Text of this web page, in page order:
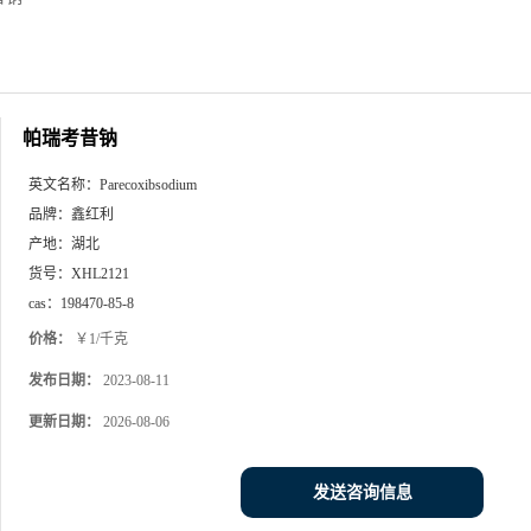
帕瑞考昔钠
英文名称： Parecoxibsodium
品牌： 鑫红利
产地： 湖北
货号： XHL2121
cas： 198470-85-8
价格： ￥1/千克
发布日期： 2023-08-11
更新日期： 2026-08-06
发送咨询信息